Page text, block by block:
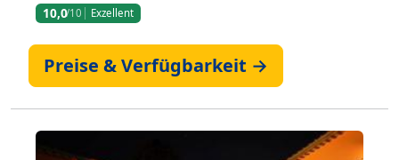
10,0/10 Exzellent
Preise & Verfügbarkeit →